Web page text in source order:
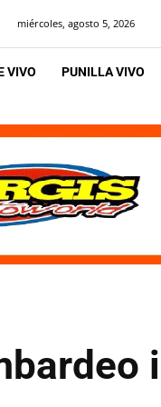
miércoles, agosto 5, 2026
VIVO PUNILLA VIVO